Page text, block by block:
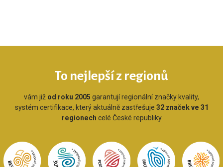
To nejlepší z regionů
vám již od roku 2005 garantují regionální značky kvality,
systém certifikace, který aktuálně zastřešuje 32 značek ve 31
regionech celé České republiky